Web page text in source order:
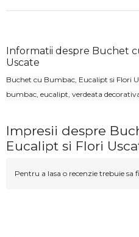
Informatii despre Buchet
Uscate
Buchet cu Bumbac, Eucalipt si Flori
bumbac, eucalipt, verdeata
Impresii despre
Eucalipt si Flori
Pentru a lasa o recenzie trebuie